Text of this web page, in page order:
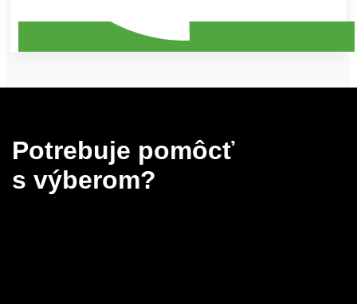
Potrebuje pomôcť
s výberom?